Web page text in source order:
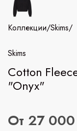
Коллекции/Skims/
Skims
Cotton
"Onyx"
От 27